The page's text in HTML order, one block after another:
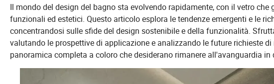
Il mondo del design del bagno sta evolvendo rapidamente, con il vetro che
funzionali ed estetici. Questo articolo esplora le tendenze emergenti e le
concentrandosi sulle sfide del design sostenibile e della funzionalità.
valutando le prospettive di applicazione e analizzando le future richieste
panoramica completa a coloro che desiderano rimanere all'avanguardia